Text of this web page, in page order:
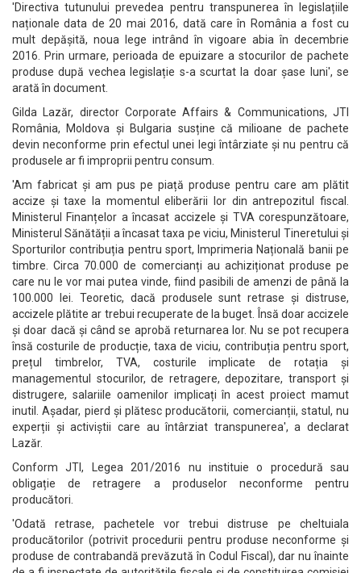
'Directiva tutunului prevedea pentru transpunerea în legislațiile
naționale data de 20 mai 2016, dată care în România a fost cu
mult depășită, noua lege intrând în vigoare abia în decembrie
2016. Prin urmare, perioada de epuizare a stocurilor de pachete
produse după vechea legislație s-a scurtat la doar șase luni', se
arată în document.
Gilda Lazăr, director Corporate Affairs & Communications, JTI
România, Moldova și Bulgaria susține că milioane de pachete
devin neconforme prin efectul unei legi întârziate și nu pentru că
produsele ar fi improprii pentru consum.
'Am fabricat și am pus pe piață produse pentru care am plătit
accize și taxe la momentul eliberării lor din antrepozitul fiscal.
Ministerul Finanțelor a încasat accizele și TVA corespunzătoare,
Ministerul Sănătății a încasat taxa pe viciu, Ministerul Tineretului și
Sporturilor contribuția pentru sport, Imprimeria Națională banii pe
timbre. Circa 70.000 de comercianți au achiziționat produse pe
care nu le vor mai putea vinde, fiind pasibili de amenzi de până la
100.000 lei. Teoretic, dacă produsele sunt retrase și distruse,
accizele plătite ar trebui recuperate de la buget. Însă doar accizele
și doar dacă și când se aprobă returnarea lor. Nu se pot recupera
însă costurile de producție, taxa de viciu, contribuția pentru sport,
prețul timbrelor, TVA, costurile implicate de rotația și
managementul stocurilor, de retragere, depozitare, transport și
distrugere, salariile oamenilor implicați în acest proiect mamut
inutil. Așadar, pierd și plătesc producătorii, comercianții, statul, nu
experții și activiștii care au întârziat transpunerea', a declarat
Lazăr.
Conform JTI, Legea 201/2016 nu instituie o procedură sau
obligație de retragere a produselor neconforme pentru
producători.
'Odată retrase, pachetele vor trebui distruse pe cheltuiala
producătorilor (potrivit procedurii pentru produse neconforme și
produse de contrabandă prevăzută în Codul Fiscal), dar nu înainte